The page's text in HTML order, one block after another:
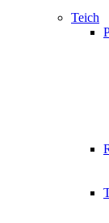
Teich